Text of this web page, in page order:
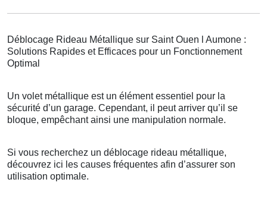
Déblocage Rideau Métallique sur Saint Ouen l Aumone :
Solutions Rapides et Efficaces pour un Fonctionnement
Optimal
Un volet métallique est un élément essentiel pour la
sécurité d’un garage. Cependant, il peut arriver qu’il se
bloque, empêchant ainsi une manipulation normale.
Si vous recherchez un déblocage rideau métallique,
découvrez ici les causes fréquentes afin d’assurer son
utilisation optimale.